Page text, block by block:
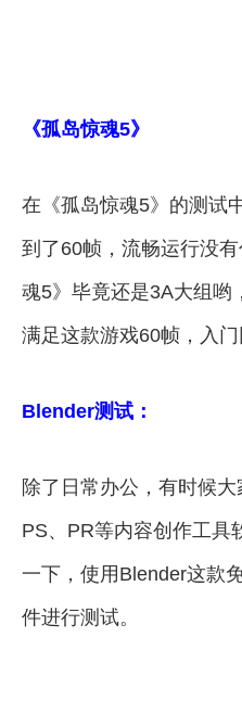
《孤岛惊魂5》
在《孤岛惊魂5》的测试
到了60帧，流畅运行没
魂5》毕竟还是3A大组哟
满足这款游戏60帧，入门
Blender测试：
除了日常办公，有时候
PS、PR等内容创作工具
一下，使用Blender这款
件进行测试。